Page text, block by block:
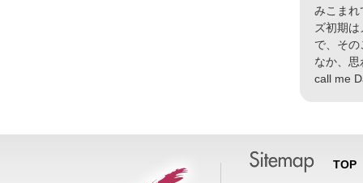
みこまれ
ズ初期
で、そ
なか、思
call me
TOP